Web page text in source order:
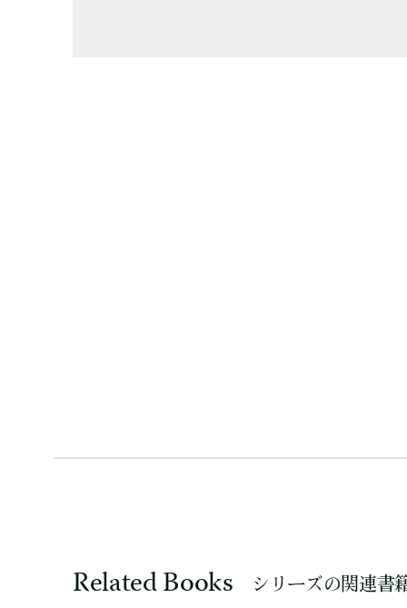
Related Books シリーズの関連書